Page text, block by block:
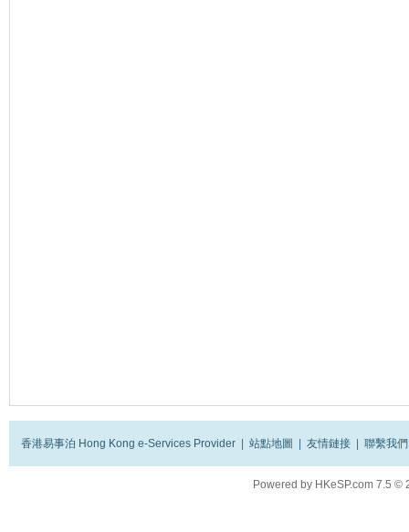
香港易事泊 Hong Kong e-Services Provider 站點地圖 友情鏈接 聯繫我們
Powered by HKeSP.com 7.5 ©